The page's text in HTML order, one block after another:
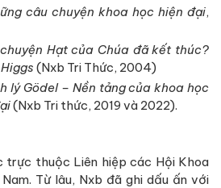
câu chuyện khoa học hiện đại,
Hạt của Chúa đã kết thúc?
(Nxb Tri Thức, 2004)
lý Gödel – Nền tảng của khoa học
(Nxb Tri thức, 2019 và 2022).
trực thuộc Liên hiệp các Hội Khoa
Từ lâu, Nxb đã ghi dấu ấn với